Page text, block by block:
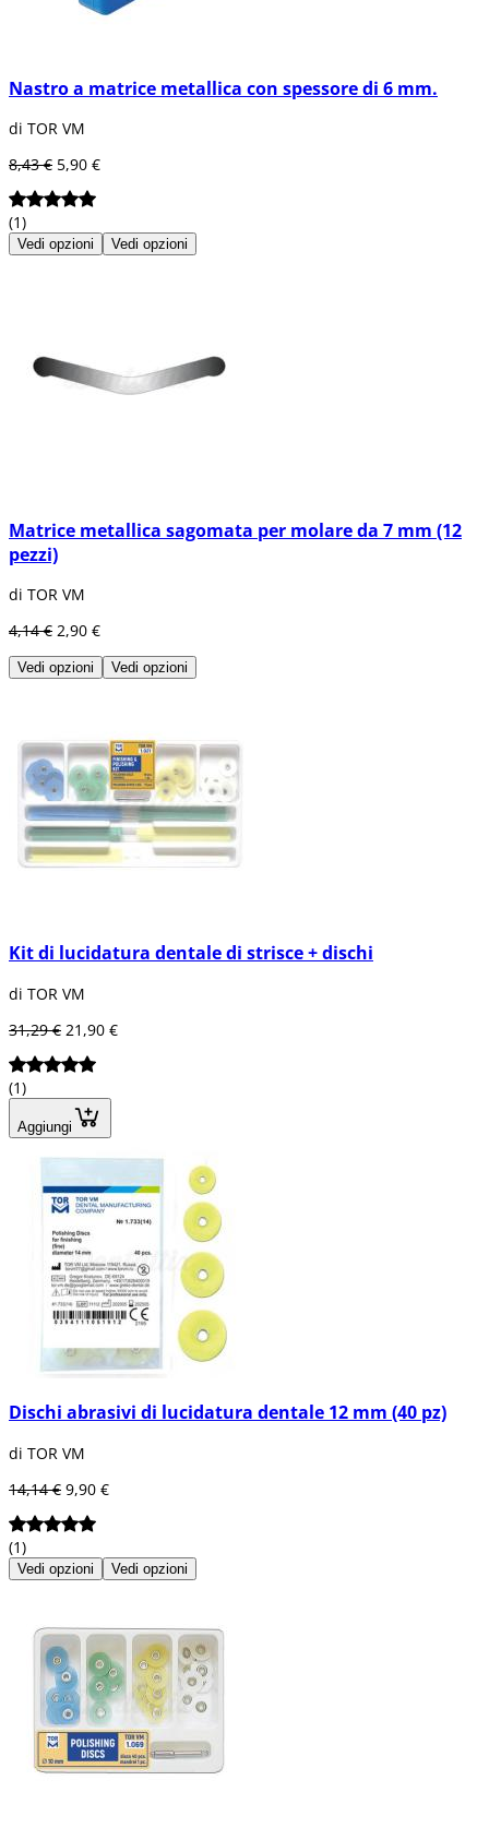
Nastro a matrice metallica con spessore di 6 mm.
di TOR VM
8,43 € 5,90 €
(1)
Vedi opzioni Vedi opzioni
Matrice metallica sagomata per molare da 7 mm (12
pezzi)
di TOR VM
4,14 € 2,90 €
Vedi opzioni Vedi opzioni
Kit di lucidatura dentale di strisce + dischi
di TOR VM
31,29 € 21,90 €
(1)
Aggiungi
Dischi abrasivi di lucidatura dentale 12 mm (40 pz)
di TOR VM
14,14 € 9,90 €
(1)
Vedi opzioni Vedi opzioni